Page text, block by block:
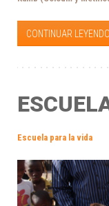
CONTINUAR LEYENDO
Escuela para la vida